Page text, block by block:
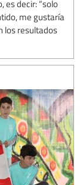
es decir: “solo
me gustaría
los resultados